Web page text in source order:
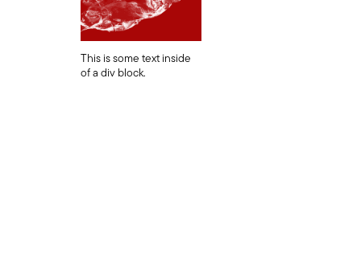
This is some text inside
of a div block.